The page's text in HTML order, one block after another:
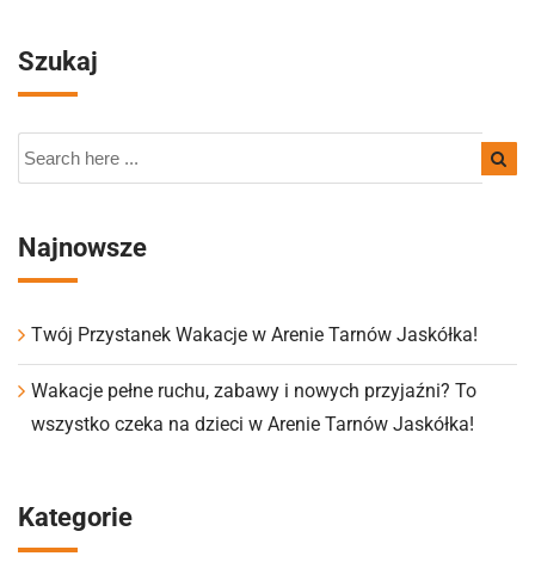
Szukaj
Najnowsze
Twój Przystanek Wakacje w Arenie Tarnów Jaskółka!
Wakacje pełne ruchu, zabawy i nowych przyjaźni? To
wszystko czeka na dzieci w Arenie Tarnów Jaskółka!
Kategorie